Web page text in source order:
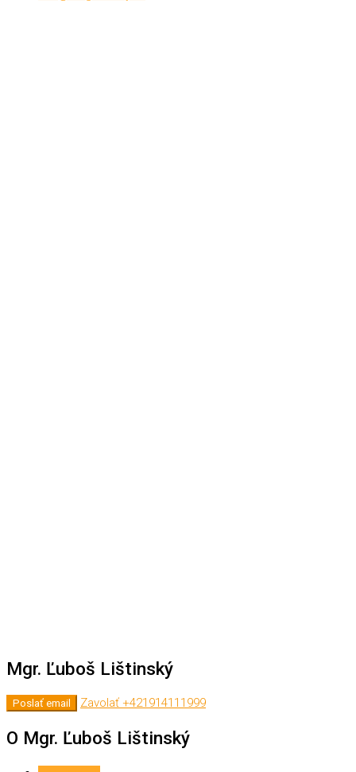
Mgr. Ľuboš Lištinský
Poslať email Zavolať +421914111999
O Mgr. Ľuboš Lištinský